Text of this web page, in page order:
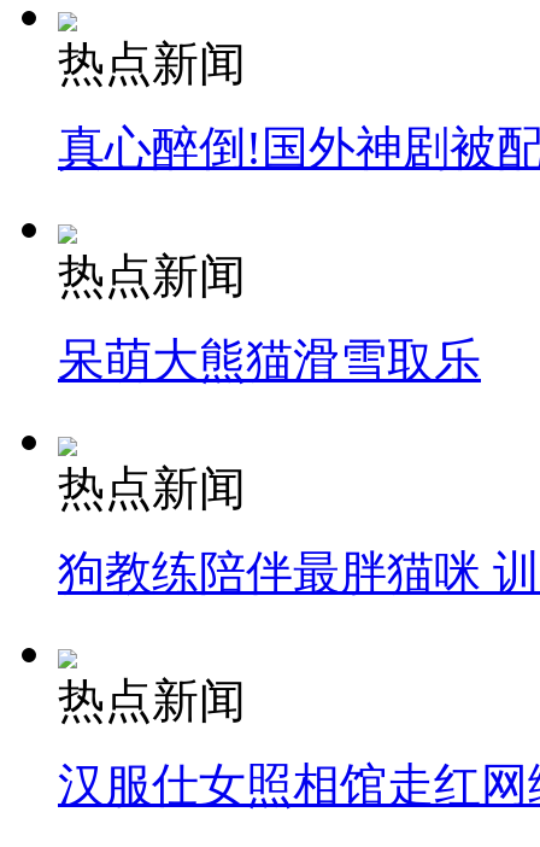
热点新闻
真心醉倒!国外神剧被
热点新闻
呆萌大熊猫滑雪取乐
热点新闻
狗教练陪伴最胖猫咪
热点新闻
汉服仕女照相馆走红网